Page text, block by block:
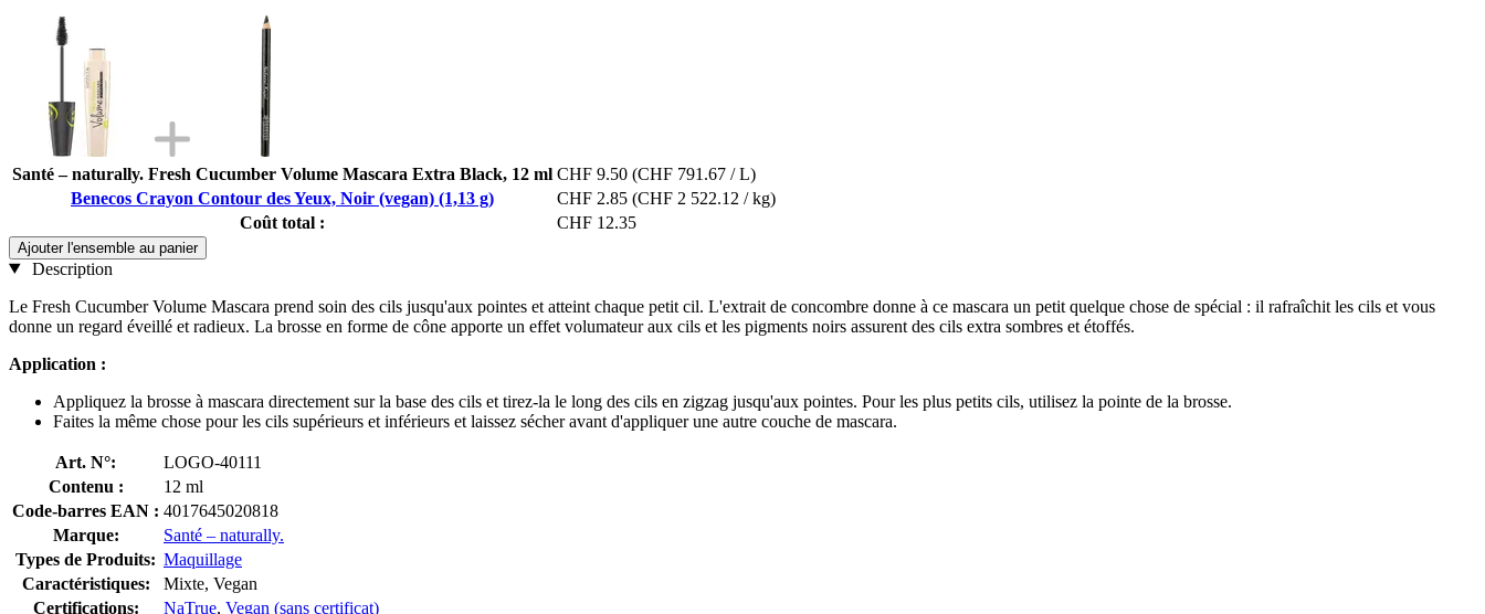
Santé – naturally. Fresh Cucumber Volume Mascara Extra Black, 12 ml CHF 9.50 (CHF 791.67 / L)
Benecos Crayon Contour des Yeux, Noir (vegan) (1,13 g)
CHF 2.85 (CHF 2 522.12 / kg)
Coût total :
CHF 12.35
Ajouter l'ensemble au panier
Description
Le Fresh Cucumber Volume Mascara prend soin des cils jusqu'aux pointes et atteint chaque petit cil. L'extrait de concombre donne à ce mascara un petit quelque chose de spécial : il rafraîchit les cils et vous
donne un regard éveillé et radieux. La brosse en forme de cône apporte un effet volumateur aux cils et les pigments noirs assurent des cils extra sombres et étoffés.
Application :
Appliquez la brosse à mascara directement sur la base des cils et tirez-la le long des cils en zigzag jusqu'aux pointes. Pour les plus petits cils, utilisez la pointe de la brosse.
Faites la même chose pour les cils supérieurs et inférieurs et laissez sécher avant d'appliquer une autre couche de mascara.
Art. N°:
LOGO-40111
Contenu :
12 ml
Code-barres EAN : 4017645020818
Marque:
Santé – naturally.
Types de Produits: Maquillage
Caractéristiques:
Mixte, Vegan
Certifications:
NaTrue, Vegan (sans certificat)